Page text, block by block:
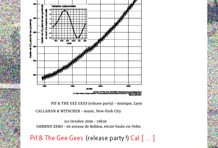
Pif& The Gee Gees (release party !) Cal [ ... ]